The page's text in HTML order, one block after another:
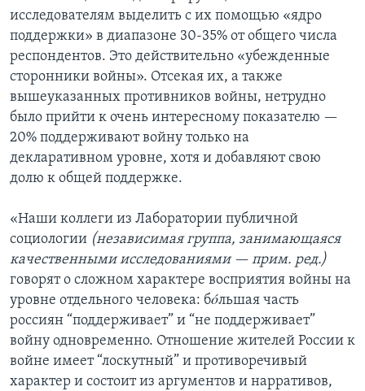
исследователям выделить с их помощью «ядро
поддержки» в диапазоне 30-35% от общего числа
респондентов. Это действительно «убежденные
сторонники войны». Отсекая их, а также
вышеуказанных противников войны, нетрудно
было прийти к очень интересному показателю —
20% поддерживают войну только на
декларативном уровне, хотя и добавляют свою
долю к общей поддержке.
«Наши коллеги из Лаборатории публичной
социологии (независимая группа, занимающаяся
качественными исследованиями — прим. ред.)
говорят о сложном характере восприятия войны на
уровне отдельного человека: бóльшая часть
россиян “поддерживает” и “не поддерживает”
войну одновременно. Отношение жителей России к
войне имеет “лоскутный” и противоречивый
характер и состоит из аргументов и нарративов,